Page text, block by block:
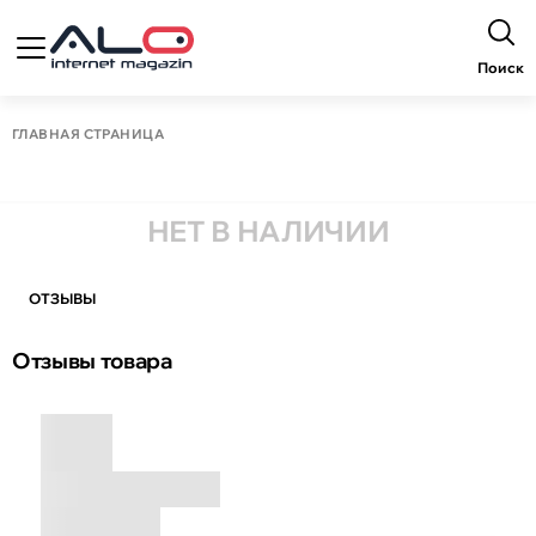
Поиск
ГЛАВНАЯ СТРАНИЦА
НЕТ В НАЛИЧИИ
ОТЗЫВЫ
Отзывы товара